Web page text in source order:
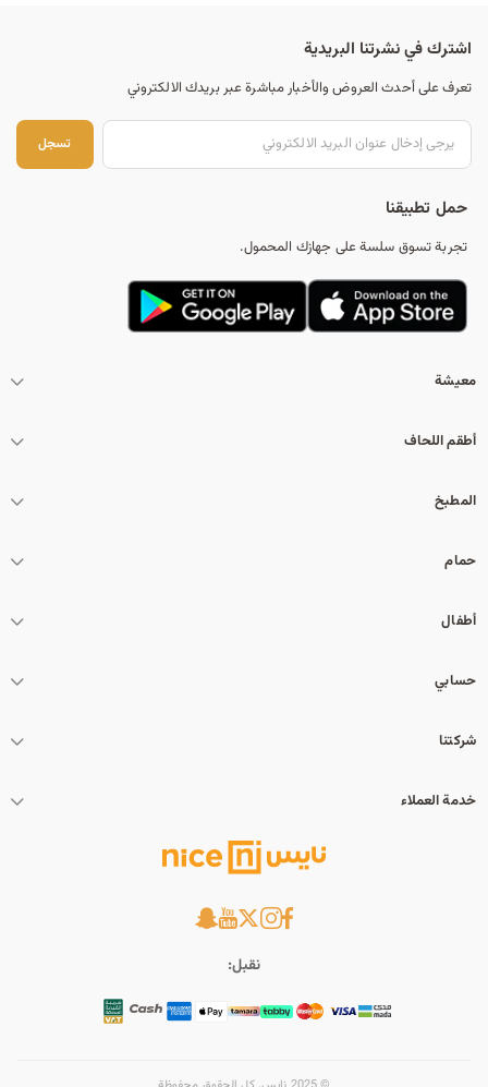
اشترك في نشرتنا البريدية
تعرف على أحدث العروض والأخبار مباشرة عبر بريدك الالكتروني
تسجل
حمل تطبيقنا
تجربة تسوق سلسة على جهازك المحمول.
معيشة
أطقم اللحاف
المطبخ
حمام
أطفال
حسابي
شركتنا
خدمة العملاء
نقبل: